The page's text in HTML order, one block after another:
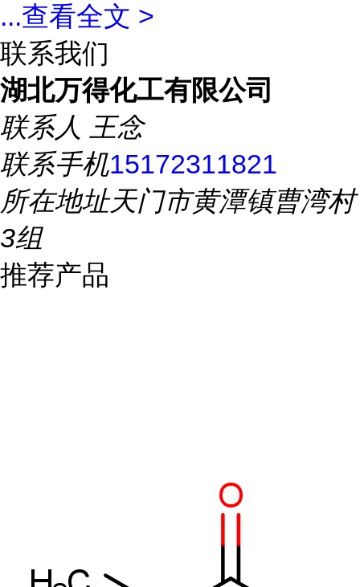
...查看全文 >
联系我们
湖北万得化工有限公司
联系人 王念
联系手机15172311821
所在地址天门市黄潭镇曹湾村
3组
推荐产品